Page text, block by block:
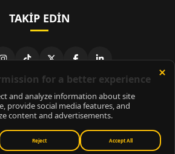
TAKIP EDIN
- Tüm hakları saklıdır.
Medyası ve Bilişim Muhabirleri Derneği